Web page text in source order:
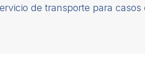
de transporte para casos